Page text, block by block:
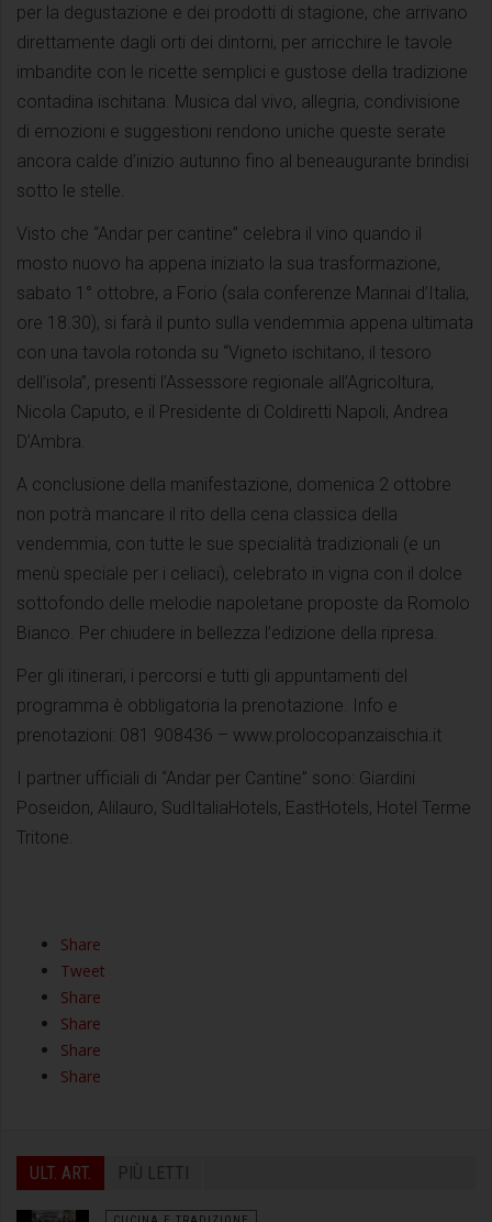
per la degustazione e dei prodotti di stagione, che arrivano
direttamente dagli orti dei dintorni, per arricchire le tavole
imbandite con le ricette semplici e gustose della tradizione
contadina ischitana. Musica dal vivo, allegria, condivisione
di emozioni e suggestioni rendono uniche queste serate
ancora calde d’inizio autunno fino al beneaugurante brindisi
sotto le stelle.
Visto che “Andar per cantine” celebra il vino quando il
mosto nuovo ha appena iniziato la sua trasformazione,
sabato 1° ottobre, a Forio (sala conferenze Marinai d’Italia,
ore 18.30), si farà il punto sulla vendemmia appena ultimata
con una tavola rotonda su “Vigneto ischitano, il tesoro
dell’isola”, presenti l’Assessore regionale all’Agricoltura,
Nicola Caputo, e il Presidente di Coldiretti Napoli, Andrea
D’Ambra.
A conclusione della manifestazione, domenica 2 ottobre
non potrà mancare il rito della cena classica della
vendemmia, con tutte le sue specialità tradizionali (e un
menù speciale per i celiaci), celebrato in vigna con il dolce
sottofondo delle melodie napoletane proposte da Romolo
Bianco. Per chiudere in bellezza l’edizione della ripresa.
Per gli itinerari, i percorsi e tutti gli appuntamenti del
programma è obbligatoria la prenotazione. Info e
prenotazioni: 081 908436 – www.prolocopanzaischia.it
I partner ufficiali di “Andar per Cantine” sono: Giardini
Poseidon, Alilauro, SudItaliaHotels, EastHotels, Hotel Terme
Tritone.
Share
Tweet
Share
Share
Share
Share
ULT. ART. PIÙ LETTI